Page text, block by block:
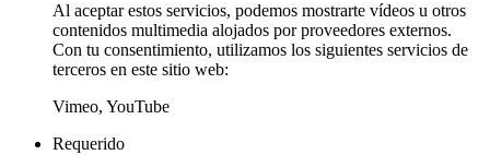
Al aceptar estos servicios, podemos mostrarte vídeos u otros
contenidos multimedia alojados por proveedores externos.
Con tu consentimiento, utilizamos los siguientes servicios de
terceros en este sitio web:
Vimeo, YouTube
Requerido